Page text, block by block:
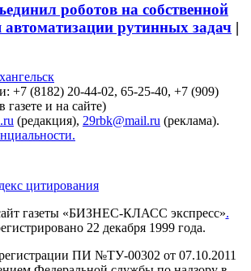
роботов на собственной
рутинных задач |
+7 (8182) 20-44-02, 65-25-40, +7 (909)
газете и на сайте)
(редакция), 29rbk@mail.ru (реклама).
газеты «БИЗНЕС-КЛАСС экспресс».
22 декабря 1999 года.
ПИ №ТУ-00302 от 07.10.2011